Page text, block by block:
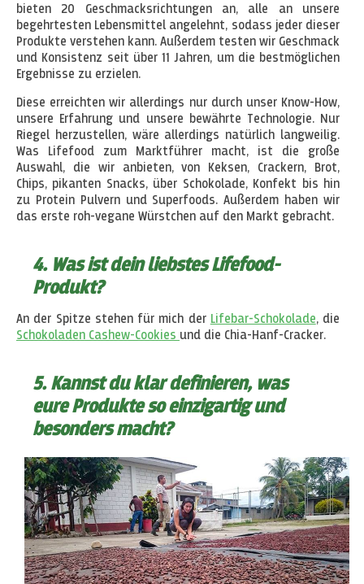
bieten 20 Geschmacksrichtungen an, alle an unsere
begehrtesten Lebensmittel angelehnt, sodass jeder dieser
Produkte verstehen kann. Außerdem testen wir Geschmack
und Konsistenz seit über 11 Jahren, um die bestmöglichen
Ergebnisse zu erzielen.
Diese erreichten wir allerdings nur durch unser Know-How,
unsere Erfahrung und unsere bewährte Technologie. Nur
Riegel herzustellen, wäre allerdings natürlich langweilig.
Was Lifefood zum Marktführer macht, ist die große
Auswahl, die wir anbieten, von Keksen, Crackern, Brot,
Chips, pikanten Snacks, über Schokolade, Konfekt bis hin
zu Protein Pulvern und Superfoods. Außerdem haben wir
das erste roh-vegane Würstchen auf den Markt gebracht.
4. Was ist dein liebstes Lifefood-
Produkt?
An der Spitze stehen für mich der Lifebar-Schokolade, die
Schokoladen Cashew-Cookies und die Chia-Hanf-Cracker.
5. Kannst du klar definieren, was
eure Produkte so einzigartig und
besonders macht?